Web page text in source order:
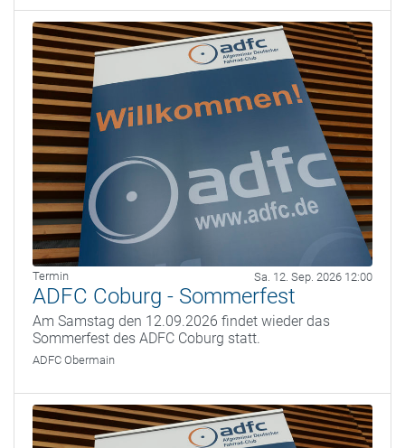
Termin Sa. 12. Sep. 2026 12:00
ADFC Coburg - Sommerfest
Am Samstag den 12.09.2026 findet wieder das
Sommerfest des ADFC Coburg statt.
ADFC Obermain